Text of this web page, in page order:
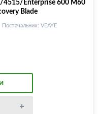
Blade
Постачальник: VEAYE